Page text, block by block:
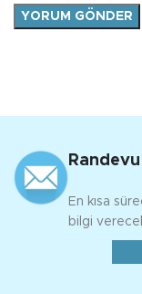
En kısa
bilgi